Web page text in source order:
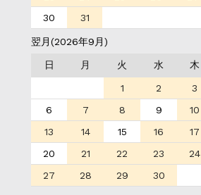
30
31
翌月(2026年9月)
日 月 火 水 木
1 2 3
6
7 8 9 10
13
14 15 16 17
20
21 22 23 24
27
28 29 30